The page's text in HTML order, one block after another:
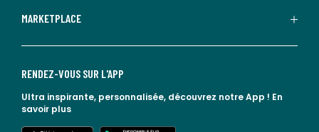
MARKETPLACE
RENDEZ-VOUS SUR L'APP
Ultra inspirante, personnalisée, découvrez notre App ! En
savoir plus
lien vers l'app store
lien vers google play